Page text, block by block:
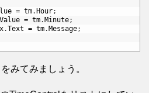
= tm. Hour;
Value = tm. Minute;
.Text = tm. Message;
みてみましょう。